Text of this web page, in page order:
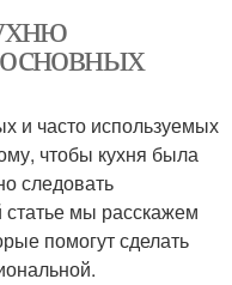
и часто используемых
чтобы кухня была
следовать
мы расскажем
помогут сделать